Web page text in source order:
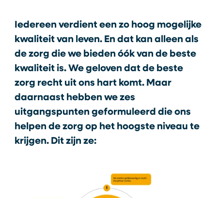
Iedereen verdient een zo hoog mogelijke
kwaliteit van leven. En dat kan alleen als
de zorg die we bieden óók van de beste
kwaliteit is. We geloven dat de beste
zorg recht uit ons hart komt. Maar
daarnaast hebben we zes
uitgangspunten geformuleerd die ons
helpen de zorg op het hoogste niveau te
krijgen. Dit zijn ze: